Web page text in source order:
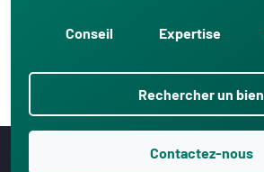
Conseil Expertise
Rechercher un bien
Contactez-nous